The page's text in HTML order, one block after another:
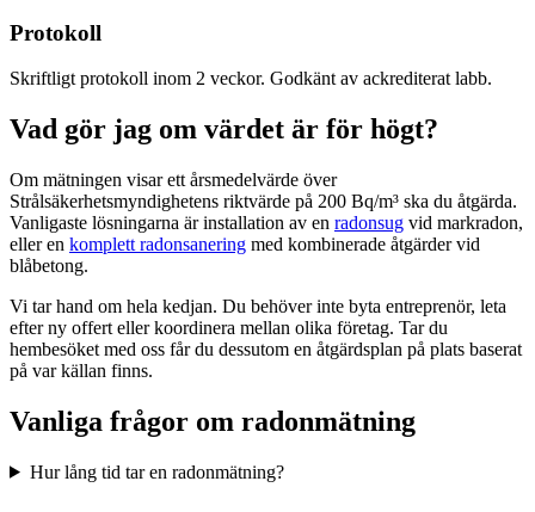
Protokoll
Skriftligt protokoll inom 2 veckor. Godkänt av ackrediterat labb.
Vad gör jag om värdet är för högt?
Om mätningen visar ett årsmedelvärde över
Strålsäkerhetsmyndighetens riktvärde på 200 Bq/m³ ska du åtgärda.
Vanligaste lösningarna är installation av en radonsug vid markradon,
eller en komplett radonsanering med kombinerade åtgärder vid
blåbetong.
Vi tar hand om hela kedjan. Du behöver inte byta entreprenör, leta
efter ny offert eller koordinera mellan olika företag. Tar du
hembesöket med oss får du dessutom en åtgärdsplan på plats baserat
på var källan finns.
Vanliga frågor om radonmätning
Hur lång tid tar en radonmätning?